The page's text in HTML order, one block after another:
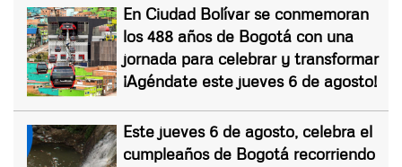
En Ciudad Bolívar se conmemoran
los 488 años de Bogotá con una
jornada para celebrar y transformar
¡Agéndate este jueves 6 de agosto!
Este jueves 6 de agosto, celebra el
cumpleaños de Bogotá recorriendo